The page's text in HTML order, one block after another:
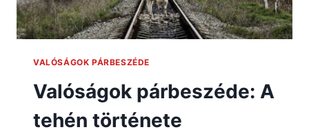
VALÓSÁGOK PÁRBESZÉDE
Valóságok párbeszéde: A
tehén története